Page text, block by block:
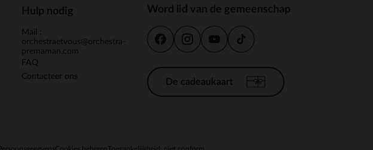
Hulp nodig
Mail :
orchestraetvous@orchestra-
premaman.com
FAQ
Contacteer ons
Word lid van de gemeenschap
De cadeaukaart